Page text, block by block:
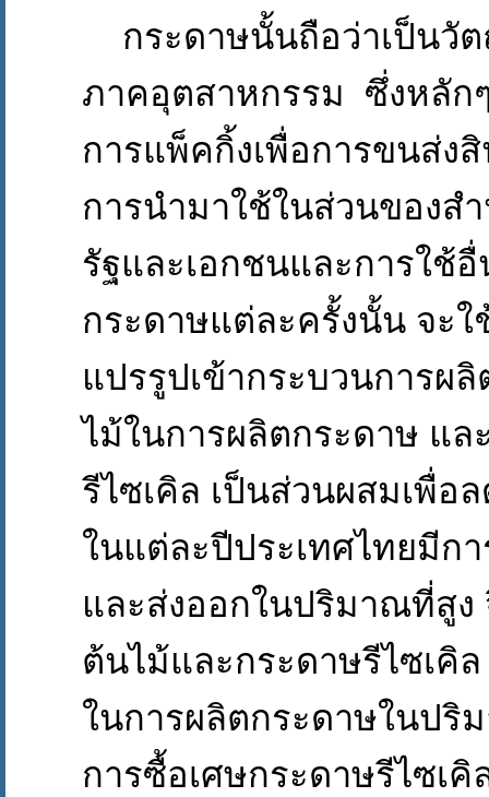
กระดาษนั้นถือว่าเป็นวั
ภาคอุตสาหกรรม ซึ่งหลัก
การแพ็คกิ้งเพื่อการขนส่ง
การนำมาใช้ในส่วนของส
รัฐและเอกชนและการใ
กระดาษแต่ละครั้งนั้น จะใ
แปรรูปเข้ากระบวนการผลิ
ไม้ในการผลิตกระดาษ แล
รีไซเคิล เป็นส่วนผสมเพื่อ
ในแต่ละปีประเทศไทยมีกา
และส่งออกในปริมาณที่สูง
ต้นไม้และกระดาษรีไซเคิ
ในการผลิตกระดาษในปริ
การซื้อเศษกระดาษรีไซเคิ